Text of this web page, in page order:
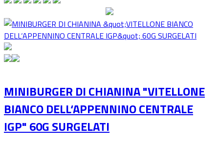
MINIBURGER DI CHIANINA "VITELLONE
BIANCO DELL‘APPENNINO CENTRALE
IGP" 60G SURGELATI